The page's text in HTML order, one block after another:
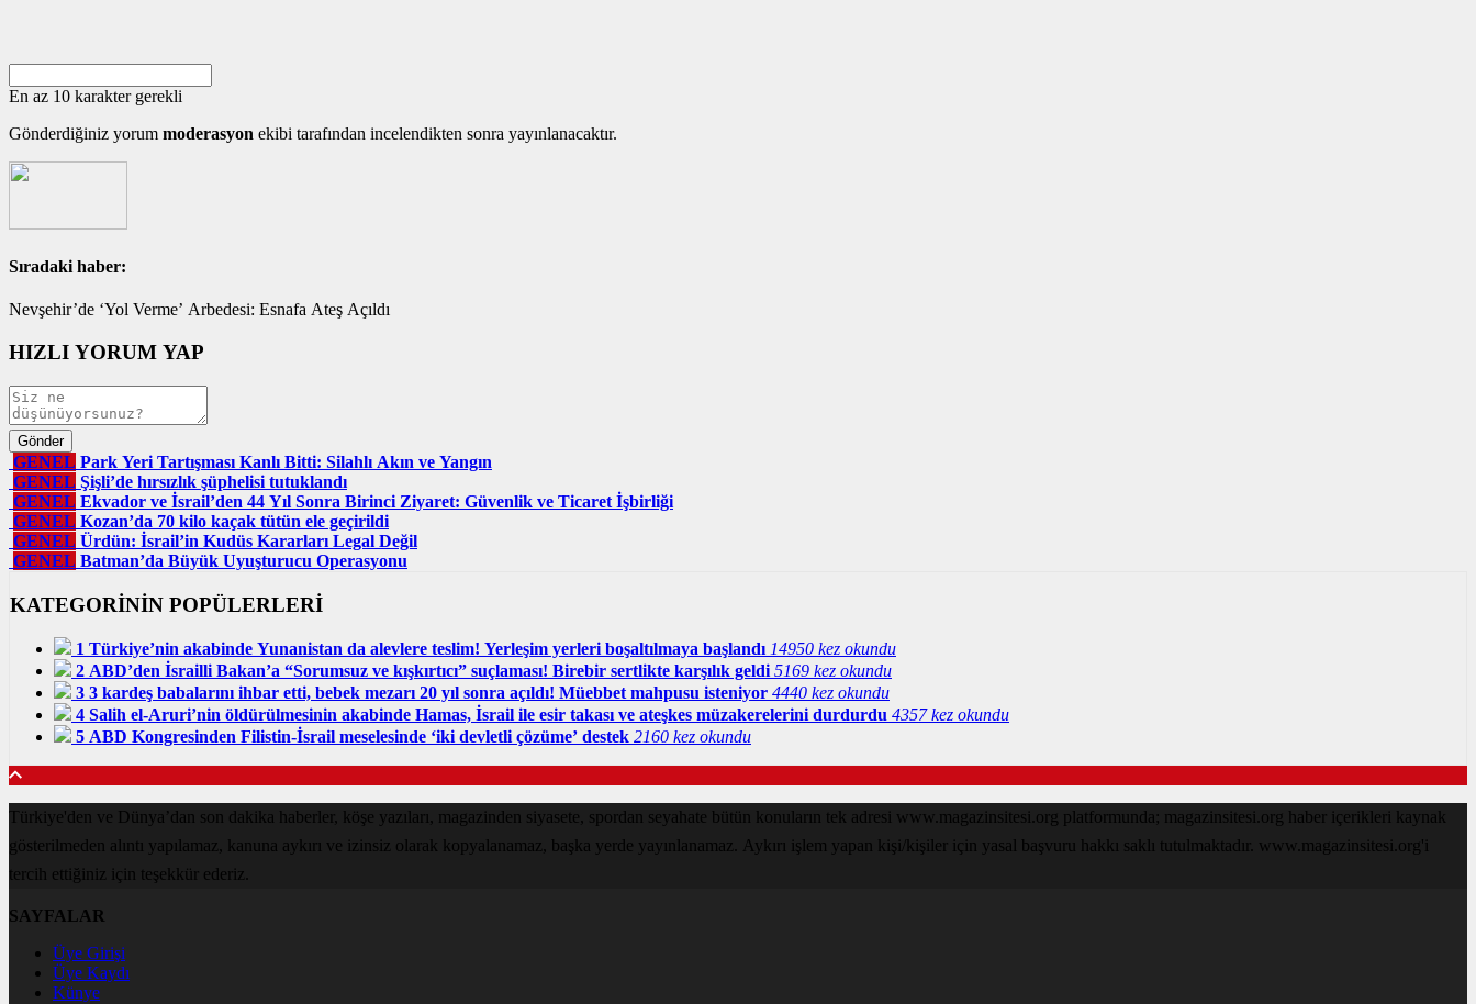
En az 10 karakter gerekli
Gönderdiğiniz yorum moderasyon ekibi tarafından incelendikten sonra yayınlanacaktır.
Sıradaki haber:
Nevşehir’de ‘Yol Verme’ Arbedesi: Esnafa Ateş Açıldı
HIZLI YORUM YAP
GENEL Park Yeri Tartışması Kanlı Bitti: Silahlı Akın ve Yangın
GENEL Şişli’de hırsızlık şüphelisi tutuklandı
GENEL Ekvador ve İsrail’den 44 Yıl Sonra Birinci Ziyaret: Güvenlik ve Ticaret İşbirliği
GENEL Kozan’da 70 kilo kaçak tütün ele geçirildi
GENEL Ürdün: İsrail’in Kudüs Kararları Legal Değil
GENEL Batman’da Büyük Uyuşturucu Operasyonu
KATEGORİNİN POPÜLERLERİ
1 Türkiye’nin akabinde Yunanistan da alevlere teslim! Yerleşim yerleri boşaltılmaya başlandı 14950 kez okundu
2 ABD’den İsrailli Bakan’a “Sorumsuz ve kışkırtıcı” suçlaması! Birebir sertlikte karşılık geldi 5169 kez okundu
3 3 kardeş babalarını ihbar etti, bebek mezarı 20 yıl sonra açıldı! Müebbet mahpusu isteniyor 4440 kez okundu
4 Salih el-Aruri’nin öldürülmesinin akabinde Hamas, İsrail ile esir takası ve ateşkes müzakerelerini durdurdu 4357 kez okundu
5 ABD Kongresinden Filistin-İsrail meselesinde ‘iki devletli çözüme’ destek 2160 kez okundu
Türkiye'den ve Dünya’dan son dakika haberler, köşe yazıları, magazinden siyasete, spordan seyahate bütün konuların tek adresi www.magazinsitesi.org platformunda; magazinsitesi.org haber içerikleri kaynak
gösterilmeden alıntı yapılamaz, kanuna aykırı ve izinsiz olarak kopyalanamaz, başka yerde yayınlanamaz. Aykırı işlem yapan kişi/kişiler için yasal başvuru hakkı saklı tutulmaktadır. www.magazinsitesi.org'i
tercih ettiğiniz için teşekkür ederiz.
SAYFALAR
Üye Girişi
Üye Kaydı
Künye